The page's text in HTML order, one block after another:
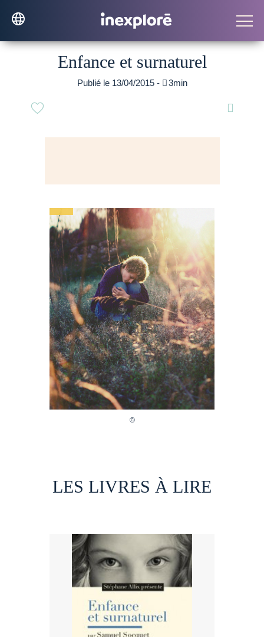
Enfance et surnaturel
Publié le 13/04/2015 - 3min

LES LIVRES À LIRE